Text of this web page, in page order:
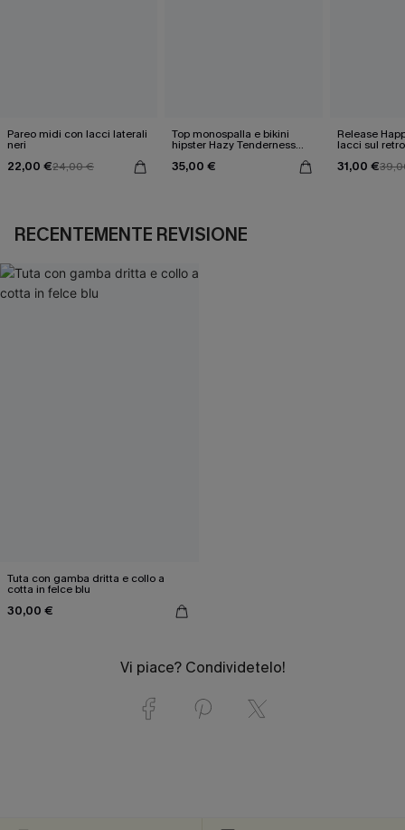
Pareo midi con lacci laterali
neri
22,00 €24,00 €
Top monospalla e bikini
hipster Hazy Tenderness
35,00 €
Release
lacci sul
31,00 €
RECENTEMENTE REVISIONE
Tuta con gamba dritta e collo a
cotta in felce blu
30,00 €
Vi piace? Condividetelo!